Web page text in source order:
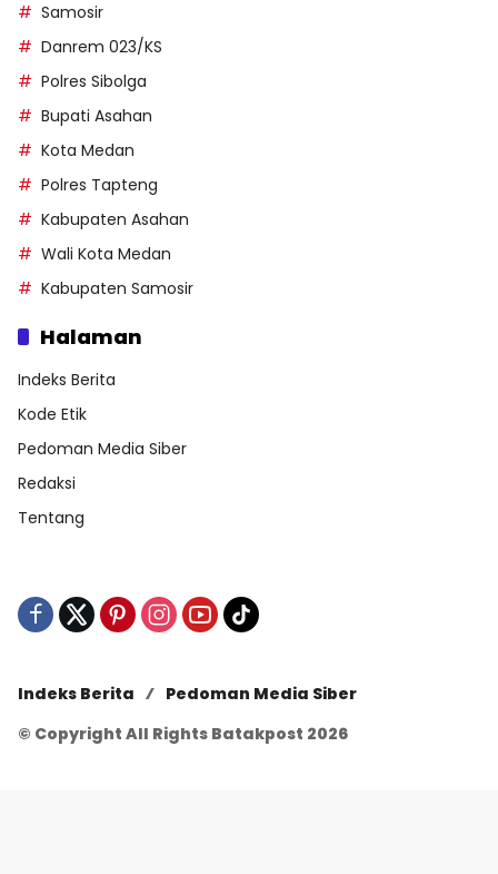
Samosir
Danrem 023/KS
Polres Sibolga
Bupati Asahan
Kota Medan
Polres Tapteng
Kabupaten Asahan
Wali Kota Medan
Kabupaten Samosir
Halaman
Indeks Berita
Kode Etik
Pedoman Media Siber
Redaksi
Tentang
Indeks Berita
Pedoman Media Siber
© Copyright All Rights Batakpost 2026